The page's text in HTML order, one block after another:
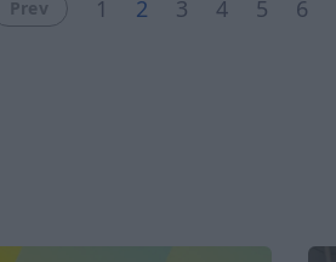
Prev 1 2 3 4 5 6